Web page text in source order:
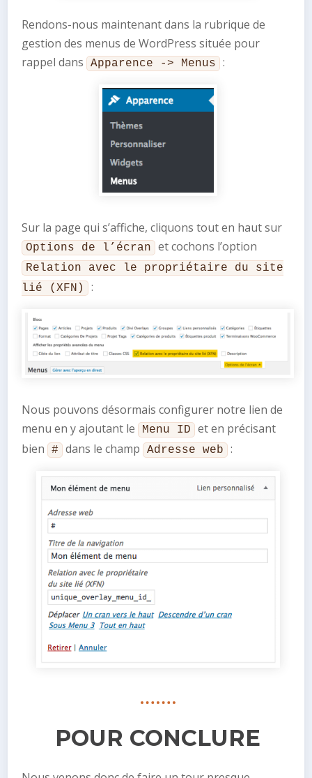
Rendons-nous maintenant dans la rubrique de
gestion des menus de WordPress située pour
rappel dans Apparence -> Menus :
Sur la page qui s’affiche, cliquons tout en haut sur
Options de l’écran et cochons l’option
Relation avec le propriétaire du site
lié (XFN)
:
Nous pouvons désormais configurer notre lien de
menu en y ajoutant le Menu ID
et en précisant
bien # dans le champ Adresse web :
POUR CONCLURE